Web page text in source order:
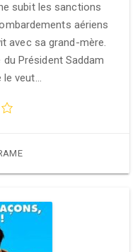
subit les sanctions
aériens
avec sa grand-mère.
du Président Saddam
le veut…